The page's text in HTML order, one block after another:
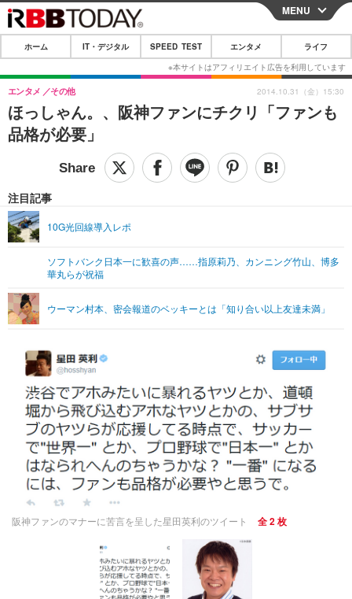
CLOSE
ホーム
IT・デジタル
IT・デジタルTOP スマートフォン
ショッピング その他
SPEED TEST
エンタメTOP 映画・ドラマ
グラビア
ショッピング その他
ライフTOP
その他
リリース一覧
MENU
ホーム IT・デジタル SPEED TEST エンタメ ライフ
ほっしゃん。、阪神ファンにチクリ「ファンも
品格が必要」
エンタメ その他
注目記事
10G光回線導入レポ
ソフトバンク日本一に歓喜の声……指原莉乃、カンニング竹山、博多
華丸らが祝福
ウーマン村本、密会報道のベッキーとは「知り合い以上友達未満」
2014.10.31（金）15:30
阪神ファンのマナーに苦言を呈した星田英利のツイート 全 2 枚